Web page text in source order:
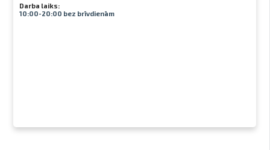
Darba laiks:
10:00-20:00 bez brīvdienām